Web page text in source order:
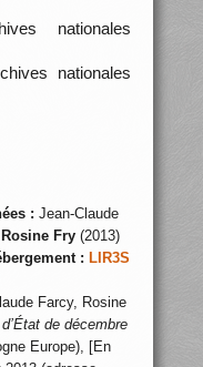
nationales
nationales
: Jean-Claude
Rosine Fry(2013)
: LIR3S
Farcy, Rosine
de décembre
Europe), [En